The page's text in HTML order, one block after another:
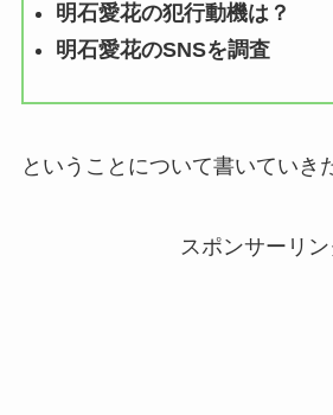
明石愛花の犯行動機は？
明石愛花のSNSを調査
ということについて書いていき
スポンサーリン